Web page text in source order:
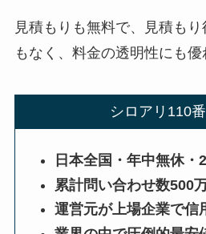
見積もりも無料で、見積も
もなく、料金の透明性にも優
シロアリ110
日本全国・年中無休・
累計問い合わせ数500
運営元が上場企業で信